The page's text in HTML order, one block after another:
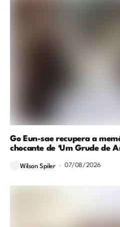
Go Eun-sae recupera a
chocante de ‘Um Grude de
Wilson Spiler 07/08/2026